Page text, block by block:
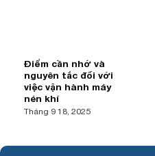
Điểm cần nhớ và
nguyên tắc đối với
việc vận hành máy
nén khí
Tháng 9 18, 2025